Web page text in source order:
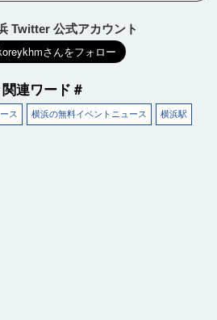
Twitter 公式アカウント
関連ワード＃
ス 横浜の無料イベントニュース 横浜駅